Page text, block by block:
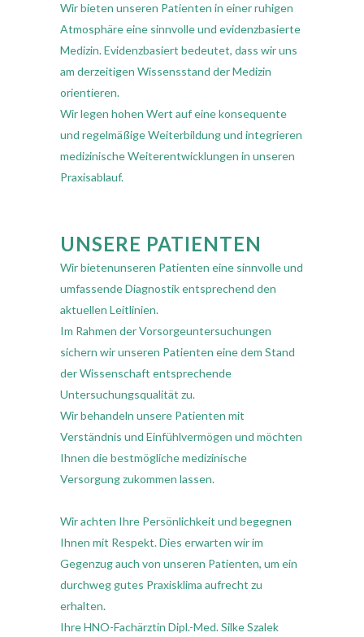
Wir bieten unseren Patienten in einer ruhigen
Atmosphäre eine sinnvolle und evidenzbasierte
Medizin. Evidenzbasiert bedeutet, dass wir uns
am derzeitigen Wissensstand der Medizin
orientieren.
Wir legen hohen Wert auf eine konsequente
und regelmäßige Weiterbildung und integrieren
medizinische Weiterentwicklungen in unseren
Praxisablauf.
UNSERE PATIENTEN
Wir bietenunseren Patienten eine sinnvolle und
umfassende Diagnostik entsprechend den
aktuellen Leitlinien.
Im Rahmen der Vorsorgeuntersuchungen
sichern wir unseren Patienten eine dem Stand
der Wissenschaft entsprechende
Untersuchungsqualität zu.
Wir behandeln unsere Patienten mit
Verständnis und Einfühlvermögen und möchten
Ihnen die bestmögliche medizinische
Versorgung zukommen lassen.
Wir achten Ihre Persönlichkeit und begegnen
Ihnen mit Respekt. Dies erwarten wir im
Gegenzug auch von unseren Patienten, um ein
durchweg gutes Praxisklima aufrecht zu
erhalten.
Ihre HNO-Fachärztin Dipl.-Med. Silke Szalek